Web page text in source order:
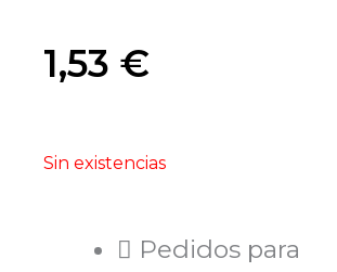
1,53 €
Sin existencias
Pedidos para